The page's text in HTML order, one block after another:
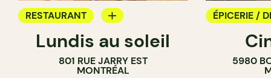
RESTAURANT
BAR À VIN
Lundis au soleil
801 RUE JARRY EST
MONTRÉAL
ÉPICERIE /
COMPTOIR
CAVISTE
5980